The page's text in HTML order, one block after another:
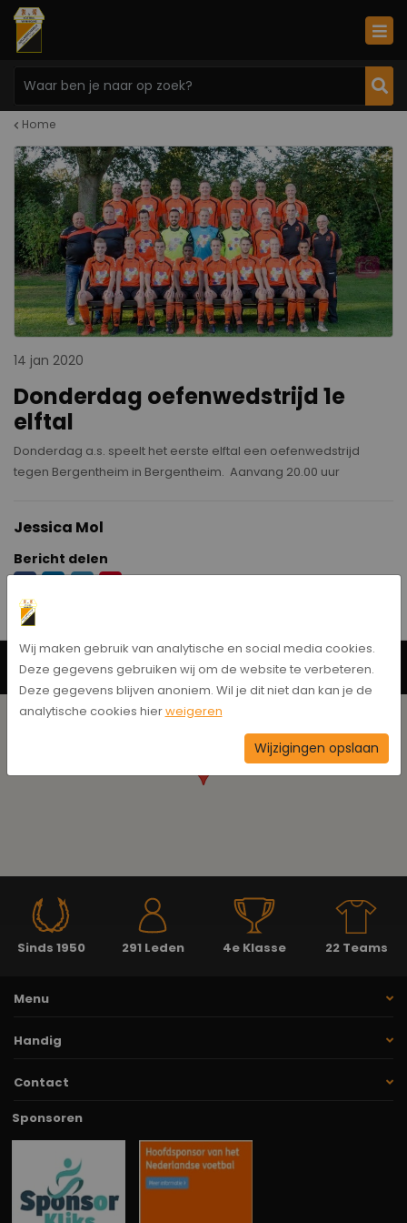
Home
14 jan 2020
Donderdag oefenwedstrijd 1e
elftal
Donderdag a.s. speelt het eerste elftal een oefenwedstrijd
tegen Bergentheim in Bergentheim. Aanvang 20.00 uur
Jessica Mol
Bericht delen
Neem contact op
Sinds 1950 291 Leden 4e Klasse 22 Teams
Menu
Handig
Contact
Sponsoren
Wij maken gebruik van analytische en social media cookies.
Deze gegevens gebruiken wij om de website te verbeteren.
Deze gegevens blijven anoniem. Wil je dit niet dan kan je de
analytische cookies hierweigeren
Wijzigingen opslaan